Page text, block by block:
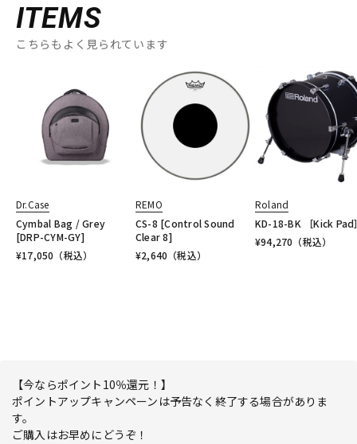
ITEMS
こちらもよく見られています
Dr.Case
Cymbal Bag / Grey
[DRP-CYM-GY]
¥17,050 （税込）
REMO
CS-8 [Control Sound
Clear 8]
¥2,640 （税込）
Roland
KD-18-BK ［Kick Pad
¥94,270 （税込）
【今ならポイント10％還元！】
ポイントアップキャンペーンは予告なく終了する場合がありま
す。
ご購入はお早めにどうぞ！